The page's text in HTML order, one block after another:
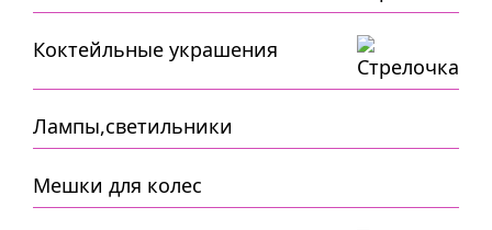
Коктейльные украшения
Лампы,светильники
Мешки для колес